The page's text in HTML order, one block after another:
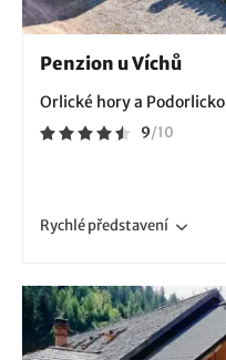
Penzion u Víchů
Orlické hory a Podorlicko
9/10
Rychlépředstavení